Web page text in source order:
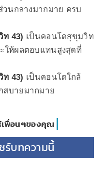
นกลางมากมาย ครบ
ท 43) เป็นคอนโดสุขุมวิท
ให้ผลตอบแทนสูงสุดที่
ท 43) เป็นคอนโดใกล้
สบายมากมาย
พื่อนๆของคุณ